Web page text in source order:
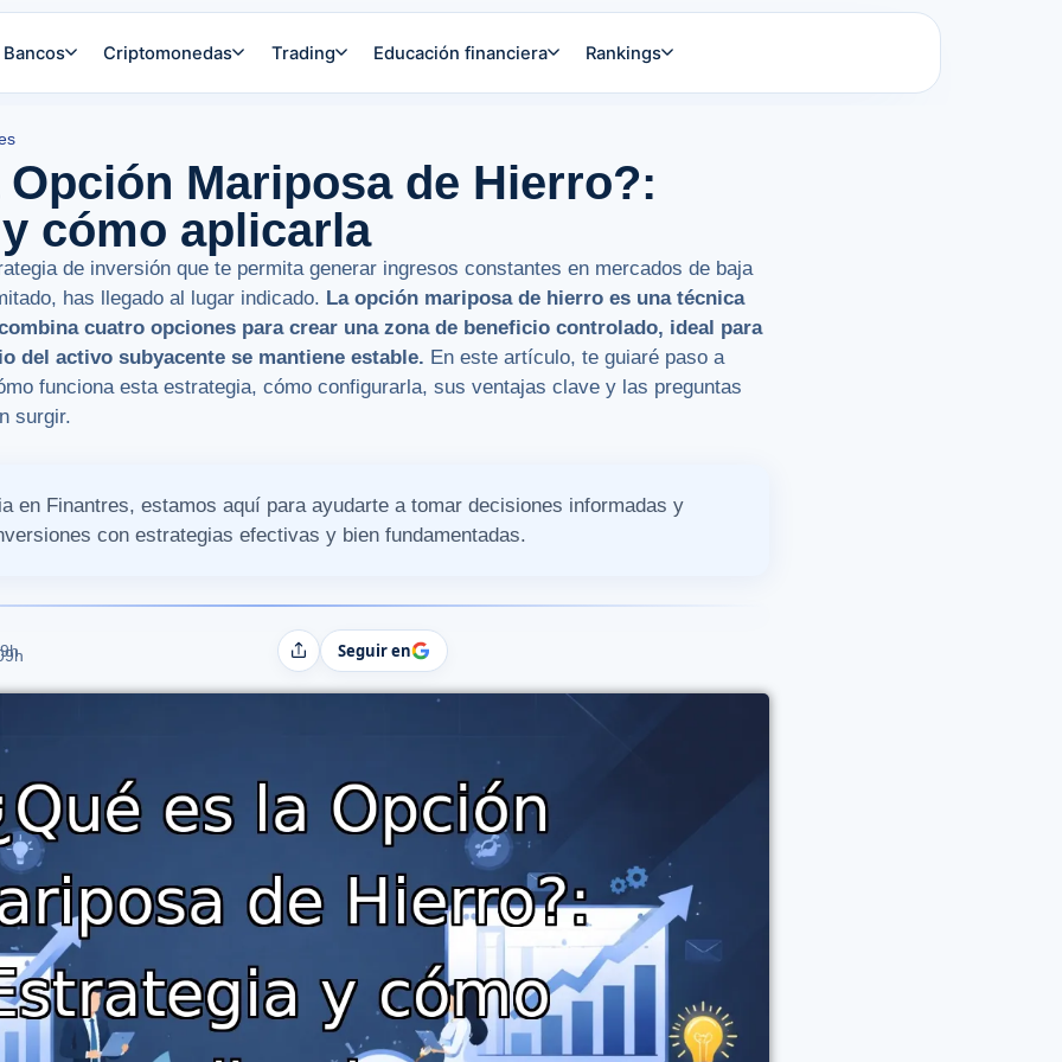
Bancos Criptomonedas Trading Educación financiera Rankings
Opción Mariposa de Hierro?:
cómo aplicarla
de inversión que te permita generar ingresos constantes en mercados de baja
has llegado al lugar indicado. La opción mariposa de hierro es una técnica
cuatro opciones para crear una zona de beneficio controlado, ideal para
del activo subyacente se mantiene estable. En este artículo, te guiaré paso a
funciona esta estrategia, cómo configurarla, sus ventajas clave y las preguntas
surgir.
en Finantres, estamos aquí para ayudarte a tomar decisiones informadas y
con estrategias efectivas y bien fundamentadas.
CompartirSeguir en